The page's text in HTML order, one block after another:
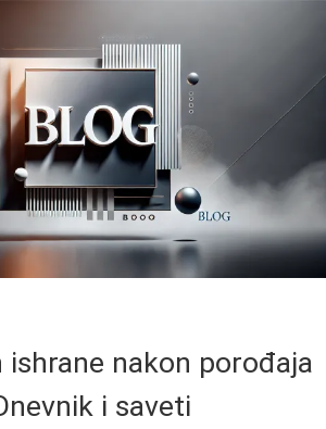
ishrane nakon porođaja
i saveti